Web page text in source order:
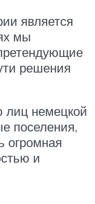
является
мы
решения
лиц немецкой
поселения,
огромная
и